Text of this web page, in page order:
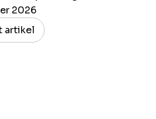
2026
artikel